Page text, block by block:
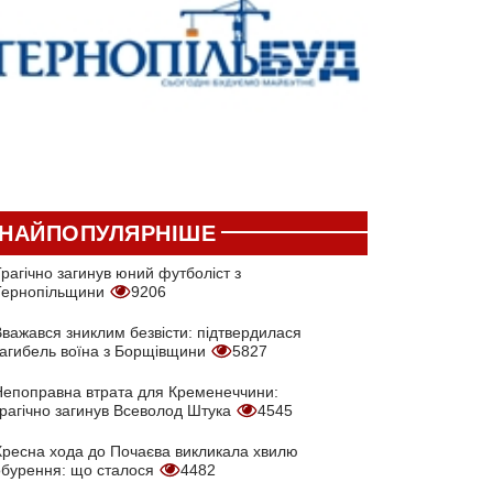
загинув юний футболіст з
9206
зниклим безвісти: підтвердилася
воїна з Борщівщини
5827
втрата для Кременеччини:
загинув Всеволод Штука
4545
хода до Почаєва викликала хвилю
що сталося
4482